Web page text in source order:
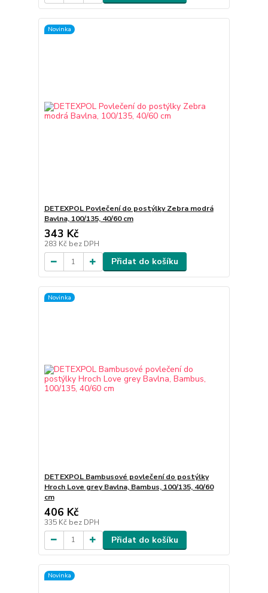
Novinka
DETEXPOL Povlečení do postýlky Zebra modrá
Bavlna, 100/135, 40/60 cm
343 Kč
283 Kč bez DPH
Přidat do košíku
Novinka
DETEXPOL Bambusové povlečení do postýlky
Hroch Love grey Bavlna, Bambus, 100/135, 40/60
cm
406 Kč
335 Kč bez DPH
Přidat do košíku
Novinka